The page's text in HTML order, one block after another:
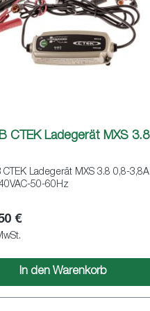
CTEK Ladegerät MXS 3.8
CTEK Ladegerät MXS 3.8 0,8-3,8A
50-60Hz
€
In den Warenkorb